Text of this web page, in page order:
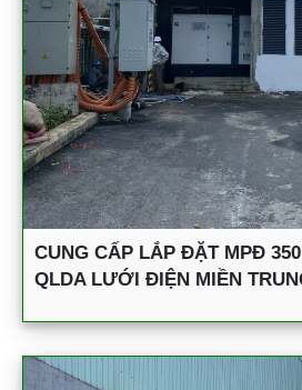
CUNG CẤP LẮP ĐẶT MPĐ
QLDA LƯỚI ĐIỆN MIỀN